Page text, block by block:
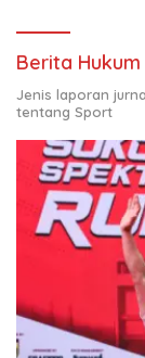
Berita
Jenis laporan
tentang Sport